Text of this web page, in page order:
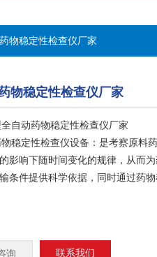
物稳定性检查仪厂家
物稳定性检查仪厂家
自动药物稳定性检查仪厂家
稳定性检查仪设备：是考察原料
影响下随时间变化的规律，从而
条件提供科学依据，同时通过药
询 联系我们